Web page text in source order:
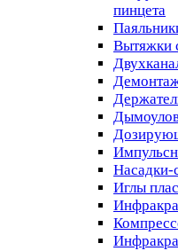
пинцета
Вытяжки
Насадки-
Иглы